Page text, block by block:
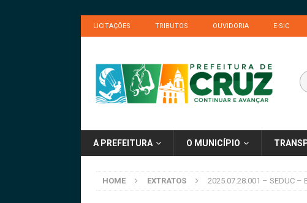
LICITAÇÕES TRIBUTOS OUVIDORIA E-SIC
A PREFEITURA O MUNICÍPIO
HOME EXTRATOS 2025.07.28.001 – SEDUC –